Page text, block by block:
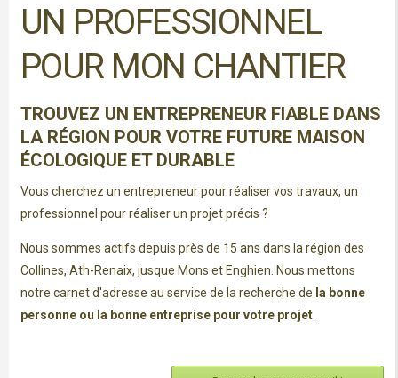
UN PROFESSIONNEL
POUR MON CHANTIER
TROUVEZ UN ENTREPRENEUR FIABLE DANS
LA RÉGION POUR VOTRE FUTURE MAISON
ÉCOLOGIQUE ET DURABLE
Vous cherchez un entrepreneur pour réaliser vos travaux, un
professionnel pour réaliser un projet précis ?
Nous sommes actifs depuis près de 15 ans dans la région des
Collines, Ath-Renaix, jusque Mons et Enghien. Nous mettons
notre carnet d'adresse au service de la recherche de la bonne
personne ou la bonne entreprise pour votre projet